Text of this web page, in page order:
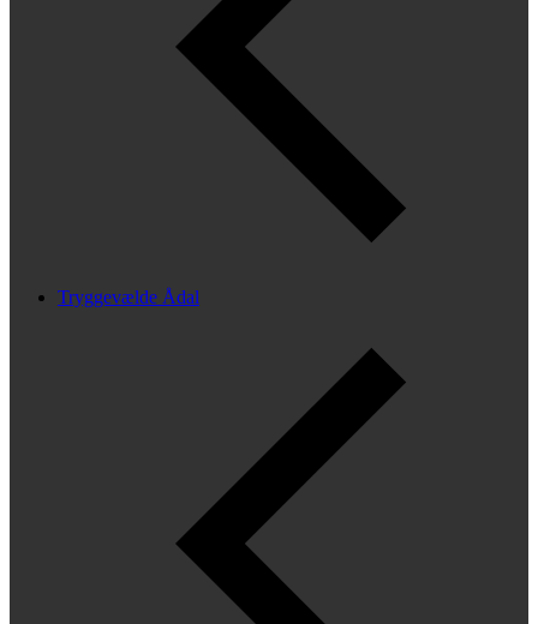
Tryggevælde Ådal